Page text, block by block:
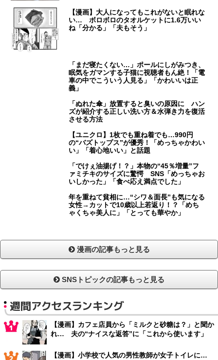
【漫画】大人になってもこれがないと眠れな
い… ボロボロのタオルケットに1.6万いい
ね「分かる」「夫もそう」
「まだ寝たくない…」ポールにしがみつき、
眠気をガマンする子猫に視聴者もん絶！「電
車の中でこういう人見る」「かわいいは正
義」
「ぬれた傘」放置すると臭いの原因に ハン
ズが紹介する正しい洗い方＆水弾き力を復活
させる方法
【ユニクロ】1枚でも重ね着でも…990円
の“バズトップス”が優秀！「めっちゃかわい
い」「着心地いい」と話題
「でけぇ油揚げ！？」本物の“45％増量”フ
ァミチキのサイズに驚愕 SNS「めっちゃお
いしかった」「食べ応え満点でした」
年を重ねて貧相に…“シワ＆面長”も気になる
女性→カットで10歳以上若返り！？「めち
ゃくちゃ美人に」「とっても華やか」
漫画の記事もっと見る
SNSトピックの記事もっと見る
週間アクセスランキング
【漫画】カフェ店員から「ミルクと砂糖は？」と聞か
れ… 夫の“ナイスな返答”に「これから使います」
【漫画】小学校で人気の男性教師が女子トイレに…